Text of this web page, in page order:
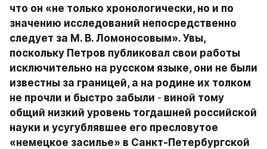
что он «не только хронологически, но и по
значению исследований непосредственно
следует за М. В. Ломоносовым». Увы,
поскольку Петров публиковал свои работы
исключительно на русском языке, они не были
известны за границей, а на родине их толком
не прочли и быстро забыли - виной тому
общий низкий уровень тогдашней российской
науки и усугублявшее его пресловутое
«немецкое засилье» в Санкт-Петербургской